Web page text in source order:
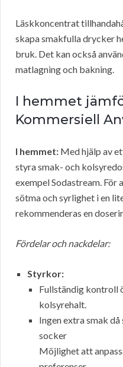
Läskkoncentrat
skapa smakfulla drycker
bruk. Det kan också
matlagning och bakning.
I hemmet
Kommersiell
I hemmet: Med hjälp av
styra smak- och
exempel Sodastream. För
sötma och syrlighet i en
rekommenderas en
Fördelar och nackdelar:
Styrkor:
Fullständig kontroll
kolsyrehalt.
Ingen extra smak
socker
Möjlighet att